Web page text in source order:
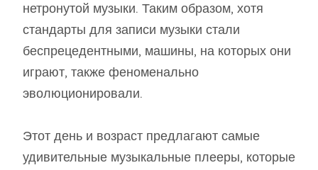
нетронутой музыки. Таким образом, хотя
стандарты для записи музыки стали
беспрецедентными, машины, на которых они
играют, также феноменально
эволюционировали.
Этот день и возраст предлагают самые
удивительные музыкальные плееры, которые